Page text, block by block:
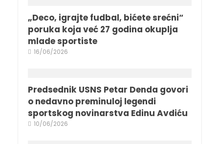
„Deco, igrajte fudbal, bićete srećni“
poruka koja već 27 godina okuplja
mlade sportiste
16/06/2026
Predsednik USNS Petar Denda govori
o nedavno preminuloj legendi
sportskog novinarstva Edinu Avdiću
10/06/2026